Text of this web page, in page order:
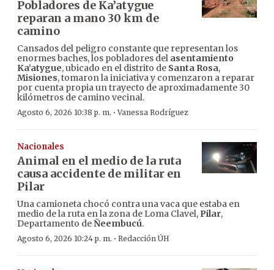
Pobladores de Ka’atygue
reparan a mano 30 km de
camino
Cansados del peligro constante que representan los
enormes baches, los pobladores del asentamiento
Ka’atygue, ubicado en el distrito de Santa Rosa,
Misiones, tomaron la iniciativa y comenzaron a reparar
por cuenta propia un trayecto de aproximadamente 30
kilómetros de camino vecinal.
Agosto 6, 2026 10:38 p. m. ·Vanessa Rodríguez
Nacionales
Animal en el medio de la ruta
causa accidente de militar en
Pilar
Una camioneta chocó contra una vaca que estaba en
medio de la ruta en la zona de Loma Clavel, Pilar,
Departamento deÑeembucú.
Agosto 6, 2026 10:24 p. m. · Redacción ÚH